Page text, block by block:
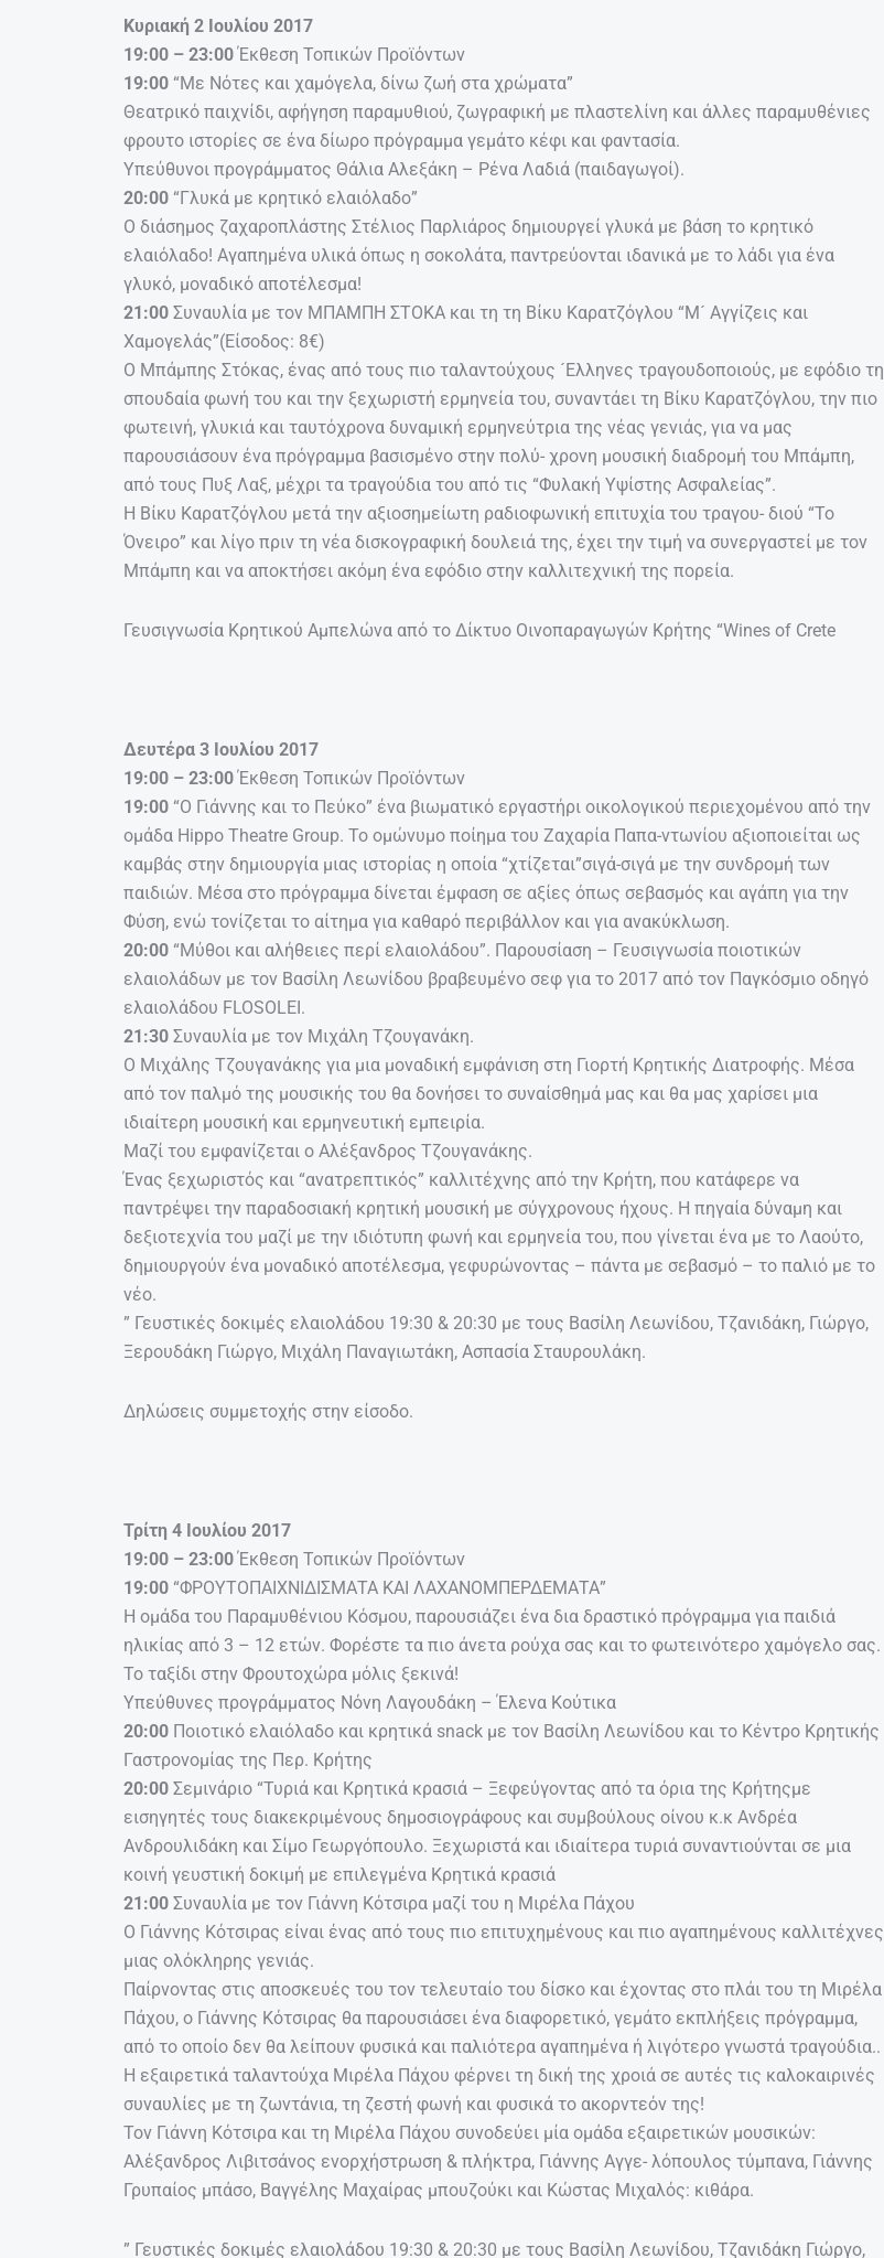
Κυριακή 2 Ιουλίου 2017
19:00 – 23:00Έκθεση Τοπικών Προϊόντων
19:00 “Με Νότες και χαμόγελα, δίνω ζωή στα χρώματα”
Θεατρικό παιχνίδι, αφήγηση παραμυθιού, ζωγραφική με πλαστελίνη και άλλες παραμυθένιες
φρουτο ιστορίες σε ένα δίωρο πρόγραμμα γεμάτο κέφι και φαντασία.
Υπεύθυνοι προγράμματος Θάλια Αλεξάκη – Ρένα Λαδιά (παιδαγωγοί).
20:00 “Γλυκά με κρητικό ελαιόλαδο”
Ο διάσημος ζαχαροπλάστης Στέλιος Παρλιάρος δημιουργεί γλυκά με βάση το κρητικό
ελαιόλαδο! Αγαπημένα υλικά όπως η σοκολάτα, παντρεύονται ιδανικά με το λάδι για ένα
γλυκό, μοναδικό αποτέλεσμα!
21:00 Συναυλία με τον ΜΠΑΜΠΗ ΣΤΟΚΑ και τη τη Βίκυ Καρατζόγλου “Μ´ Αγγίζεις και
Xαμογελάς”(Είσοδος: 8€)
Ο Μπάμπης Στόκας, ένας από τους πιο ταλαντούχους ´Ελληνες τραγουδοποιούς, με εφόδιο τη
σπουδαία φωνή του και την ξεχωριστή ερμηνεία του, συναντάει τη Βίκυ Καρατζόγλου, την πιο
φωτεινή, γλυκιά και ταυτόχρονα δυναμική ερμηνεύτρια της νέας γενιάς, για να μας
παρουσιάσουν ένα πρόγραμμα βασισμένο στην πολύ- χρονη μουσική διαδρομή του Μπάμπη,
από τους Πυξ Λαξ, μέχρι τα τραγούδια του από τις “Φυλακή Υψίστης Ασφαλείας”.
Η Βίκυ Καρατζόγλου μετά την αξιοσημείωτη ραδιοφωνική επιτυχία του τραγου- διού “Το
Όνειρο” και λίγο πριν τη νέα δισκογραφική δουλειά της, έχει την τιμή να συνεργαστεί με τον
Μπάμπη και να αποκτήσει ακόμη ένα εφόδιο στην καλλιτεχνική της πορεία.
Γευσιγνωσία Κρητικού Αμπελώνα από το Δίκτυο Οινοπαραγωγών Κρήτης “Wines of Crete
Δευτέρα 3 Ιουλίου 2017
19:00 – 23:00Έκθεση Τοπικών Προϊόντων
19:00 “O Γιάννης και το Πεύκο” ένα βιωματικό εργαστήρι οικολογικού περιεχομένου από την
ομάδα Hippo Theatre Group. Το ομώνυμο ποίημα του Ζαχαρία Παπα-ντωνίου αξιοποιείται ως
καμβάς στην δημιουργία μιας ιστορίας η οποία “χτίζεται”σιγά-σιγά με την συνδρομή των
παιδιών. Μέσα στο πρόγραμμα δίνεται έμφαση σε αξίες όπως σεβασμός και αγάπη για την
Φύση, ενώ τονίζεται το αίτημα για καθαρό περιβάλλον και για ανακύκλωση.
20:00 “Μύθοι και αλήθειες περί ελαιολάδου”. Παρουσίαση – Γευσιγνωσία ποιοτικών
ελαιολάδων με τον Βασίλη Λεωνίδου βραβευμένο σεφ για το 2017 από τον Παγκόσμιο οδηγό
ελαιολάδου FLOSOLEI.
21:30 Συναυλία με τον Μιχάλη Τζουγανάκη.
Ο Μιχάλης Τζουγανάκης για μια μοναδική εμφάνιση στη Γιορτή Κρητικής Διατροφής. Μέσα
από τον παλμό της μουσικής του θα δονήσει το συναίσθημά μας και θα μας χαρίσει μια
ιδιαίτερη μουσική και ερμηνευτική εμπειρία.
Μαζί του εμφανίζεται ο Αλέξανδρος Τζουγανάκης.
Ένας ξεχωριστός και “ανατρεπτικός” καλλιτέχνης από την Κρήτη, που κατάφερε να
παντρέψει την παραδοσιακή κρητική μουσική με σύγχρονους ήχους. Η πηγαία δύναμη και
δεξιοτεχνία του μαζί με την ιδιότυπη φωνή και ερμηνεία του, που γίνεται ένα με το Λαούτο,
δημιουργούν ένα μοναδικό αποτέλεσμα, γεφυρώνοντας – πάντα με σεβασμό – το παλιό με το
νέο.
” Γευστικές δοκιμές ελαιολάδου 19:30 & 20:30 με τους Βασίλη Λεωνίδου, Τζανιδάκη, Γιώργο,
Ξερουδάκη Γιώργο, Μιχάλη Παναγιωτάκη, Ασπασία Σταυρουλάκη.
Δηλώσεις συμμετοχής στην είσοδο.
Τρίτη 4 Ιουλίου 2017
19:00 – 23:00Έκθεση Τοπικών Προϊόντων
19:00 “ΦΡΟΥΤΟΠΑΙΧΝΙΔΙΣΜΑΤΑ ΚΑΙ ΛΑΧΑΝΟΜΠΕΡΔΕΜΑΤΑ”
Η ομάδα του Παραμυθένιου Κόσμου, παρουσιάζει ένα δια δραστικό πρόγραμμα για παιδιά
ηλικίας από 3 – 12 ετών. Φορέστε τα πιο άνετα ρούχα σας και το φωτεινότερο χαμόγελο σας.
Το ταξίδι στην Φρουτοχώρα μόλις ξεκινά!
Υπεύθυνες προγράμματος Νόνη Λαγουδάκη – Έλενα Κούτικα
20:00 Ποιοτικό ελαιόλαδο και κρητικά snack με τον Βασίλη Λεωνίδου και το Κέντρο Κρητικής
Γαστρονομίας της Περ. Κρήτης
20:00 Σεμινάριο “Τυριά και Κρητικά κρασιά – Ξεφεύγοντας από τα όρια της Κρήτηςμε
εισηγητές τους διακεκριμένους δημοσιογράφους και συμβούλους οίνου κ.κ Ανδρέα
Ανδρουλιδάκη και Σίμο Γεωργόπουλο. Ξεχωριστά και ιδιαίτερα τυριά συναντιούνται σε μια
κοινή γευστική δοκιμή με επιλεγμένα Κρητικά κρασιά
21:00 Συναυλία με τον Γιάννη Κότσιρα μαζί του η Μιρέλα Πάχου
Ο Γιάννης Κότσιρας είναι ένας από τους πιο επιτυχημένους και πιο αγαπημένους καλλιτέχνες
μιας ολόκληρης γενιάς.
Παίρνοντας στις αποσκευές του τον τελευταίο του δίσκο και έχοντας στο πλάι του τη Μιρέλα
Πάχου, ο Γιάννης Κότσιρας θα παρουσιάσει ένα διαφορετικό, γεμάτο εκπλήξεις πρόγραμμα,
από το οποίο δεν θα λείπουν φυσικά και παλιότερα αγαπημένα ή λιγότερο γνωστά τραγούδια..
Η εξαιρετικά ταλαντούχα Μιρέλα Πάχου φέρνει τη δική της χροιά σε αυτές τις καλοκαιρινές
συναυλίες με τη ζωντάνια, τη ζεστή φωνή και φυσικά το ακορντεόν της!
Τον Γιάννη Κότσιρα και τη Μιρέλα Πάχου συνοδεύει μία ομάδα εξαιρετικών μουσικών:
Αλέξανδρος Λιβιτσάνος ενορχήστρωση & πλήκτρα, Γιάννης Αγγε- λόπουλος τύμπανα, Γιάννης
Γρυπαίος μπάσο, Βαγγέλης Μαχαίρας μπουζούκι και Κώστας Μιχαλός: κιθάρα.
” Γευστικές δοκιμές ελαιολάδου 19:30 & 20:30 με τους Βασίλη Λεωνίδου, Τζανιδάκη Γιώργο,